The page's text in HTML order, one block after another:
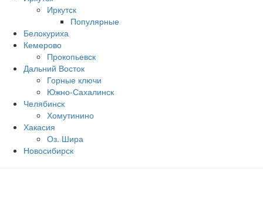
Иркутск
Популярные
Белокуриха
Кемерово
Прокопьевск
Дальний Восток
Горные ключи
Южно‐Сахалинск
Челябинск
Хомутинино
Хакасия
Оз. Шира
Новосибирск